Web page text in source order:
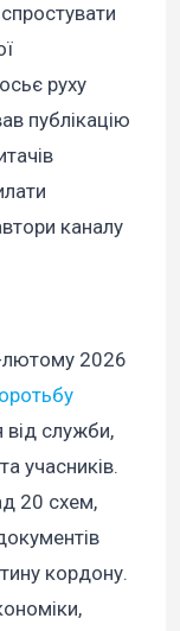
руху
публікацію
каналу
лютому 2026
від служби,
учасників.
20 схем,
кордону.